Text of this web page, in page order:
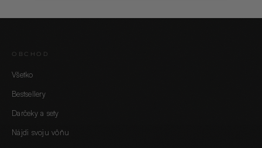
OBCHOD
Všetko
Bestsellery
Darčeky a sety
Nájdi svoju vôňu